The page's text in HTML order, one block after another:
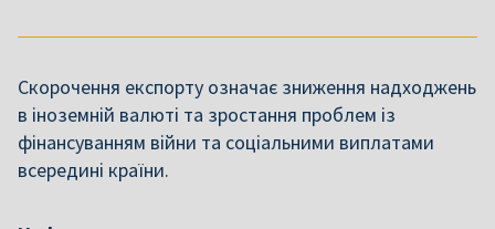
Скорочення експорту означає зниження надходжень
в іноземній валюті та зростання проблем із
фінансуванням війни та соціальними виплатами
всередині країни.